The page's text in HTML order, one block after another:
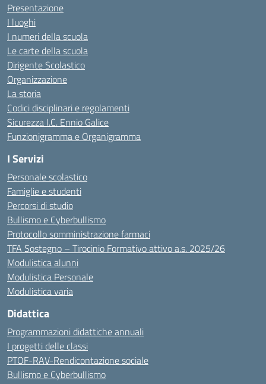
Presentazione
I luoghi
I numeri della scuola
Le carte della scuola
Dirigente Scolastico
Organizzazione
La storia
Codici disciplinari e regolamenti
Sicurezza I.C. Ennio Galice
Funzionigramma e Organigramma
I Servizi
Personale scolastico
Famiglie e studenti
Percorsi di studio
Bullismo e Cyberbullismo
Protocollo somministrazione farmaci
TFA Sostegno – Tirocinio Formativo attivo a.s. 2025/26
Modulistica alunni
Modulistica Personale
Modulistica varia
Didattica
Programmazioni didattiche annuali
I progetti delle classi
PTOF-RAV-Rendicontazione sociale
Bullismo e Cyberbullismo